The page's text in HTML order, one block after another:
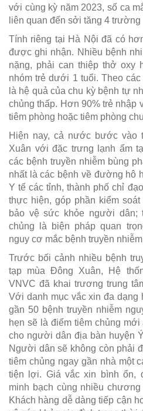
với cùng kỳ năm 2023, số ca
liên quan đến sởi tăng 4 trường
Tính riêng tại Hà Nội đã có
được ghi nhận. Nhiều bệnh
nặng, phải can thiệp thở oxy
nhóm trẻ dưới 1 tuổi. Theo
là hệ quả của chu kỳ bệnh tự
chủng thấp. Hơn 90% trẻ
tiêm phòng hoặc tiêm phòng
Hiện nay, cả nước bước vào
Xuân với đặc trưng lạnh ẩm
các bệnh truyền nhiễm bùng
nhất là các bệnh về đường hô
Y tế các tỉnh, thành phố chỉ
thực hiện, góp phần kiểm
bảo vệ sức khỏe người dân;
chủng là biện pháp quan
nguy cơ mắc bệnh truyền
Trước bối cảnh nhiều bệnh
tạp mùa Đông Xuân, Hệ
VNVC đã khai trương trung
Với danh mục vắc xin đa dạng
gần 50 bệnh truyền nhiễm
hẹn sẽ là điểm tiêm chủng
cho người dân địa bàn huyện
Người dân sẽ không còn phải
tiêm chủng ngay gần nhà một
tiện lợi. Giá vắc xin bình ổn,
minh bạch cùng nhiều
Khách hàng dễ dàng tiếp cận